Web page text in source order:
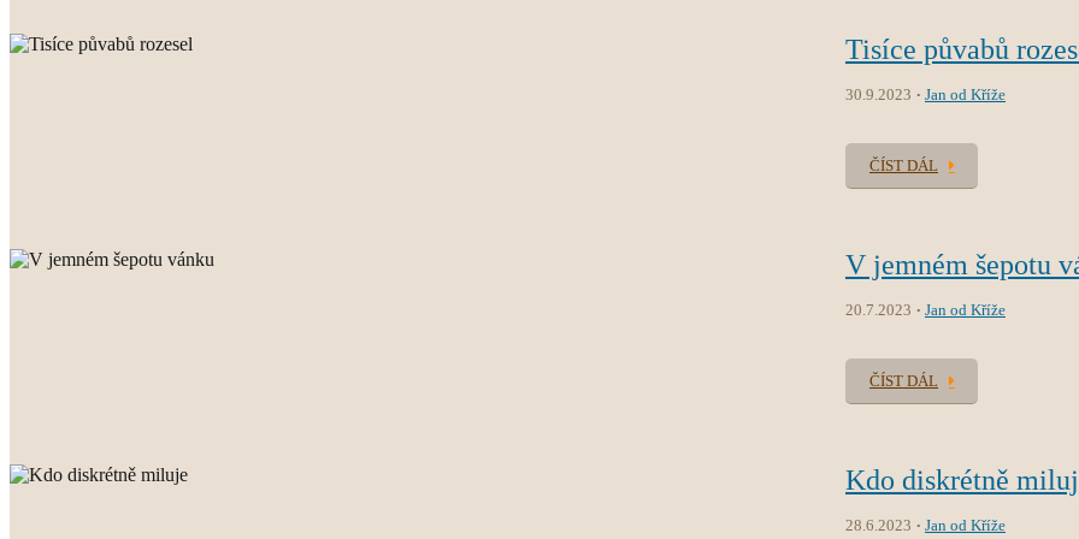
Tisíce půvabů
30.9.2023 Jan od Kříže
ČÍST DÁL
V jemném šepotu
20.7.2023 Jan od Kříže
ČÍST DÁL
Kdo diskrétně
28.6.2023 Jan od Kříže